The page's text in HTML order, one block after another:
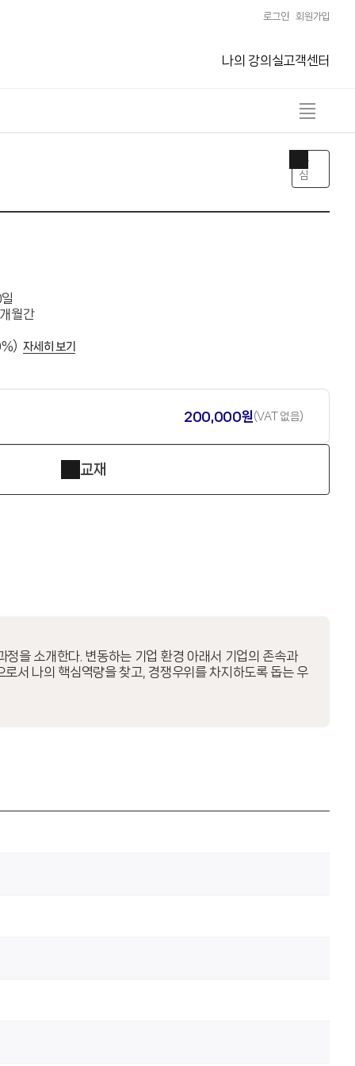
로그인 회원가입
나의 강의실고객센터
전
체
기
열
기
관
심
월간
자세히 보기
200,000원 (VAT 없음)
교재
을 소개한다. 변동하는 기업 환경 아래서 기업의 존속과
서 나의 핵심역량을 찾고, 경쟁우위를 차지하도록 돕는 우